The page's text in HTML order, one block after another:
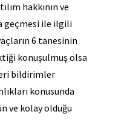
hakkının ve
geçmesi ile ilgili
6 tanesinin
konuşulmuş olsa
bildirimler
konusunda
ve kolay olduğu